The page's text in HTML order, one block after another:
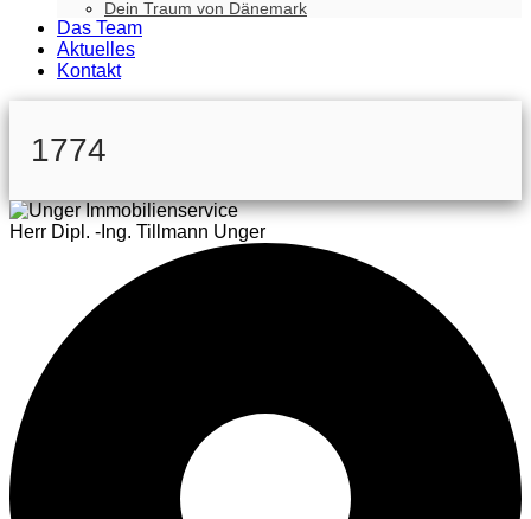
Dein Traum von Dänemark
Das Team
Aktuelles
Kontakt
1774
Herr Dipl. -Ing. Tillmann Unger